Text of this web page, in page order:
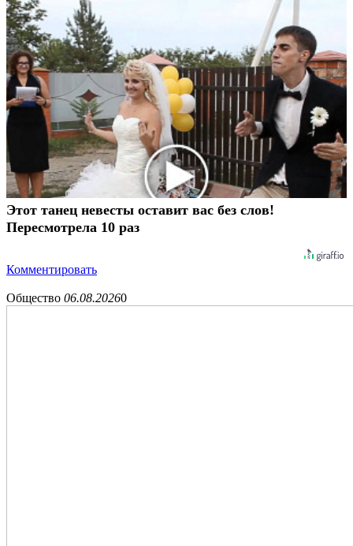
Этот танец невесты оставит вас без слов!
Пересмотрела 10 раз
Комментировать
Общество 06.08.20260